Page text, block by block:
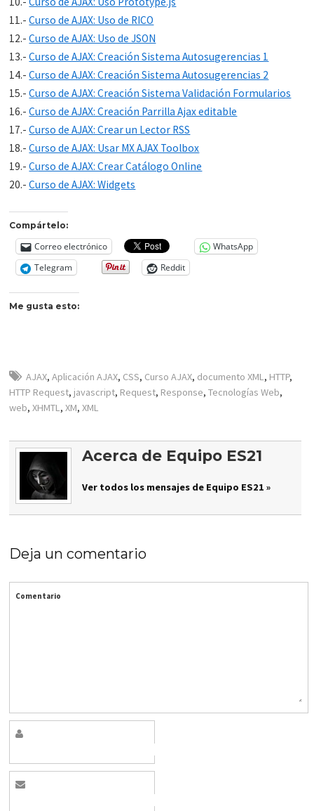
11.-Curso de AJAX: Uso de RICO
12.-Curso de AJAX: Uso de JSON
13.-Curso de AJAX: Creación Sistema Autosugerencias 1
14.-Curso de AJAX: Creación Sistema Autosugerencias 2
15.-Curso de AJAX: Creación Sistema Validación Formularios
16.-Curso de AJAX: Creación Parrilla Ajax editable
17.-Curso de AJAX: Crear un Lector RSS
18.-Curso de AJAX: Usar MX AJAX Toolbox
19.-Curso de AJAX: Crear Catálogo Online
20.-Curso de AJAX: Widgets
Compártelo:
Correo electrónico
WhatsApp
Telegram
Reddit
Me gusta esto:
AJAX,Aplicación AJAX, CSS, Curso AJAX, documento XML, HTTP,
HTTP Request, javascript, Request, Response,Tecnologías Web,
web,XHMTL,XM,XML
Acerca de Equipo ES21
Ver todos los mensajes de Equipo ES21 »
Deja un comentario
Comentario